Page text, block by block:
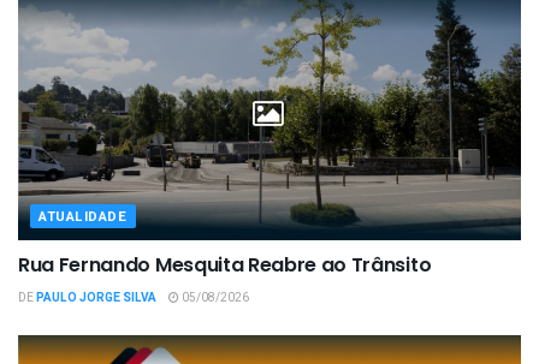
ATUALIDADE
Rua Fernando Mesquita Reabre ao Trânsito
DEPAULO JORGE SILVA 05/08/2026